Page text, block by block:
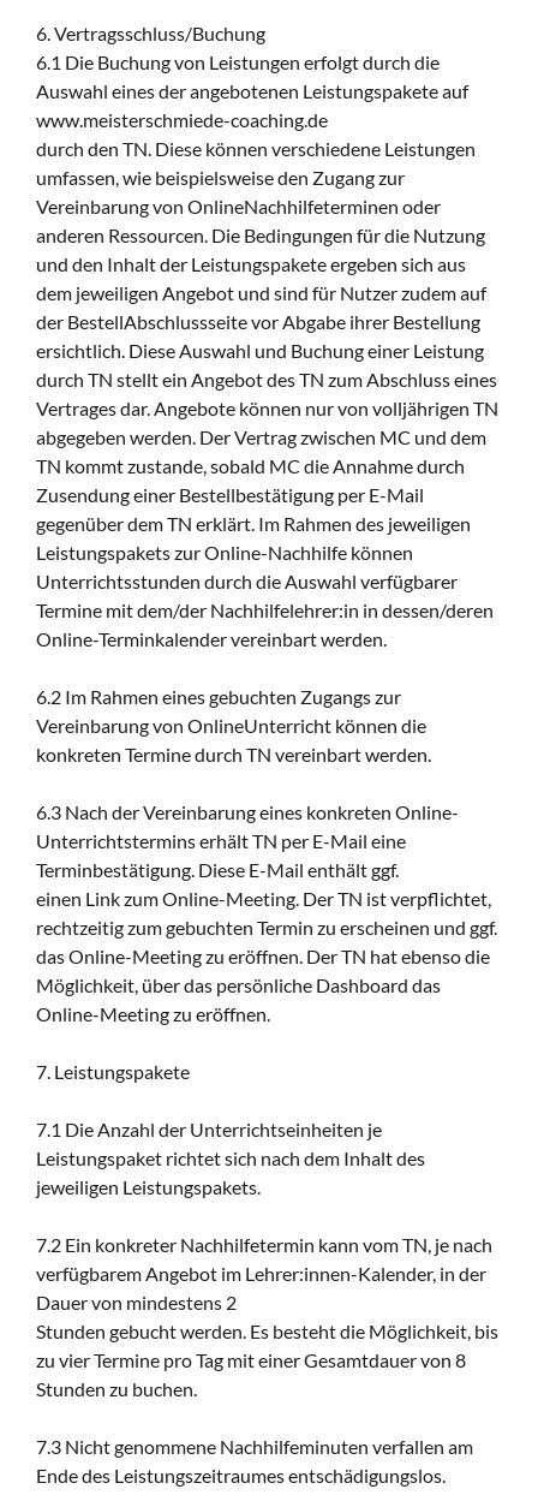
6. Vertragsschluss/Buchung
6.1 Die Buchung von Leistungen erfolgt durch die
Auswahl eines der angebotenen Leistungspakete auf
www.meisterschmiede-coaching.de
durch den TN. Diese können verschiedene Leistungen
umfassen, wie beispielsweise den Zugang zur
Vereinbarung von OnlineNachhilfeterminen oder
anderen Ressourcen. Die Bedingungen für die Nutzung
und den Inhalt der Leistungspakete ergeben sich aus
dem jeweiligen Angebot und sind für Nutzer zudem auf
der BestellAbschlussseite vor Abgabe ihrer Bestellung
ersichtlich. Diese Auswahl und Buchung einer Leistung
durch TN stellt ein Angebot des TN zum Abschluss eines
Vertrages dar. Angebote können nur von volljährigen TN
abgegeben werden. Der Vertrag zwischen MC und dem
TN kommt zustande, sobald MC die Annahme durch
Zusendung einer Bestellbestätigung per E-Mail
gegenüber dem TN erklärt. Im Rahmen des jeweiligen
Leistungspakets zur Online-Nachhilfe können
Unterrichtsstunden durch die Auswahl verfügbarer
Termine mit dem/der Nachhilfelehrer:in in dessen/deren
Online-Terminkalender vereinbart werden.
6.2 Im Rahmen eines gebuchten Zugangs zur
Vereinbarung von OnlineUnterricht können die
konkreten Termine durch TN vereinbart werden.
6.3 Nach der Vereinbarung eines konkreten Online-
Unterrichtstermins erhält TN per E-Mail eine
Terminbestätigung. Diese E-Mail enthält ggf.
einen Link zum Online-Meeting. Der TN ist verpflichtet,
rechtzeitig zum gebuchten Termin zu erscheinen und ggf.
das Online-Meeting zu eröffnen. Der TN hat ebenso die
Möglichkeit, über das persönliche Dashboard das
Online-Meeting zu eröffnen.
7. Leistungspakete
7.1 Die Anzahl der Unterrichtseinheiten je
Leistungspaket richtet sich nach dem Inhalt des
jeweiligen Leistungspakets.
7.2 Ein konkreter Nachhilfetermin kann vom TN, je nach
verfügbarem Angebot im Lehrer:innen-Kalender, in der
Dauer von mindestens 2
Stunden gebucht werden. Es besteht die Möglichkeit, bis
zu vier Termine pro Tag mit einer Gesamtdauer von 8
Stunden zu buchen.
7.3 Nicht genommene Nachhilfeminuten verfallen am
Ende des Leistungszeitraumes entschädigungslos.